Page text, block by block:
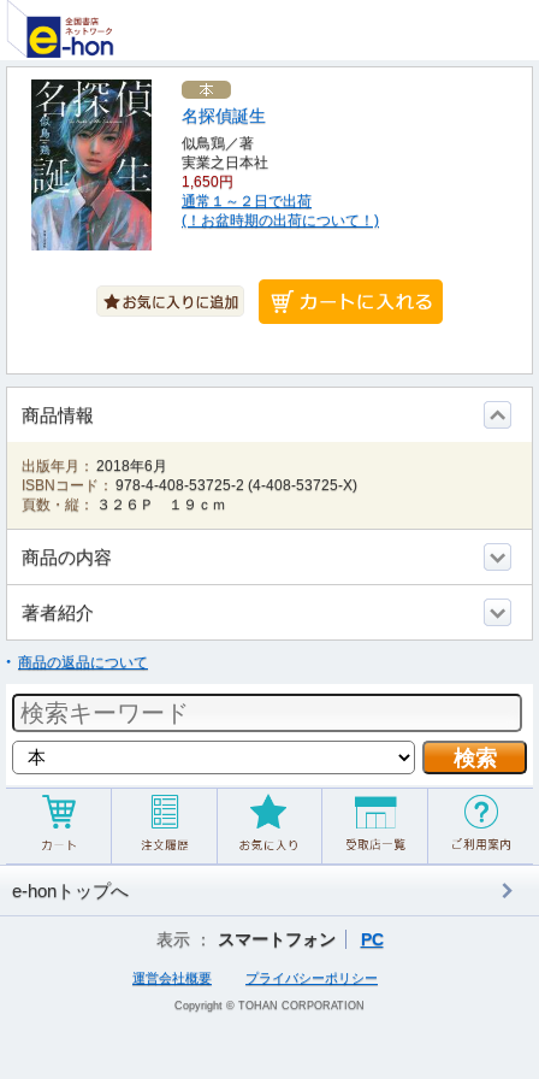
名探偵誕生
似鳥鶏／著
実業之日本社
1,650円
通常１～２日で出荷
(！お盆時期の出荷について！)
商品情報
出版年月： 2018年6月
ISBNコード： 978-4-408-53725-2 (4-408-53725-X)
頁数・縦：
３２６Ｐ １９ｃｍ
商品の内容
著者紹介
商品の返品について
e-honトップへ
表示 ： スマートフォン PC
運営会社概要 プライバシーポリシー
Copyright © TOHAN CORPORATION